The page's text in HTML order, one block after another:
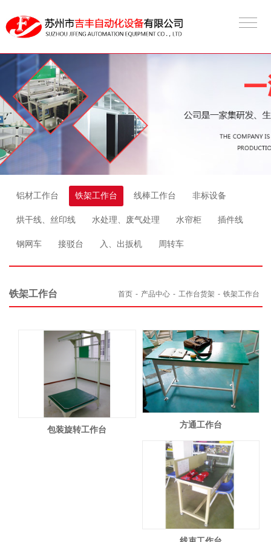
铝材工作台 铁架工作台 线棒工作台 非标设备
烘干线、丝印线 水处理、废气处理 水帘柜 插件线
钢网车 接驳台 入、出扳机 周转车
首页 - 产品中心 - 工作台货架 - 铁架工作台
铁架工作台
包装旋转工作台
方通工作台